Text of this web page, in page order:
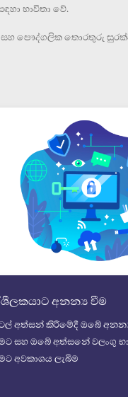
භාවිතා වේ.
සහ පෞද්ගලික තොරතුරු
අනන්‍ය වීම
අත්සන් කිරීමේදී ඔබේ
සහ ඔබේ අත්සනේ වලංගු
අවකාශය ලැබීම